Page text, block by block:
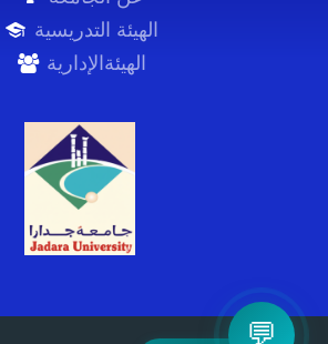
الهيئة التدريسية
الهيئةالإدارية
💬